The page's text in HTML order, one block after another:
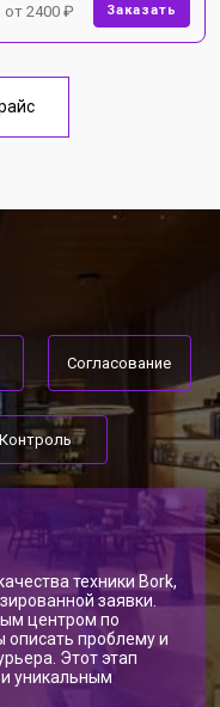
от 2400 ₽ Заказать
Согласование
Контроль
техники Bork,
заявки.
центром по
описать проблему и
Этот этап
уникальным